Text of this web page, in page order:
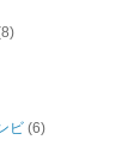
ビ (6)